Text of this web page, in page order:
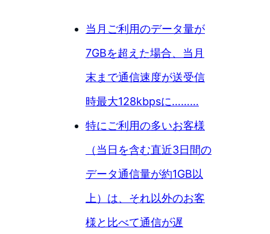
当月ご利用のデータ量が
7GBを超えた場合、当月
末まで通信速度が送受信
時最大128kbpsに………
特にご利用の多いお客様
（当日を含む直近3日間の
データ通信量が約1GB以
上）は、それ以外のお客
様と比べて通信が遅